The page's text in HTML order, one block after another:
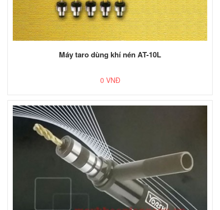
Máy taro dùng khí nén AT-10L
0 VNĐ